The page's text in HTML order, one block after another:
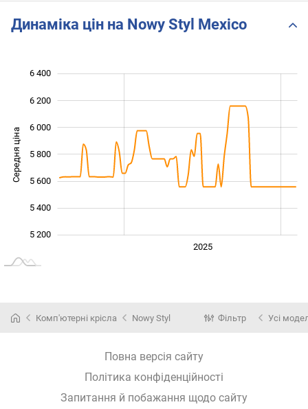
Динаміка цін на Nowy Styl Mexico
Середня ціна 5 200
5 200
5 400
5 600
5 800
6 000
6 200
6 400
2025
Комп'ютерні крісла Nowy Styl Фільтр Усі
Повна версія сайту
Політика конфіденційності
Запитання й побажання щодо сайту